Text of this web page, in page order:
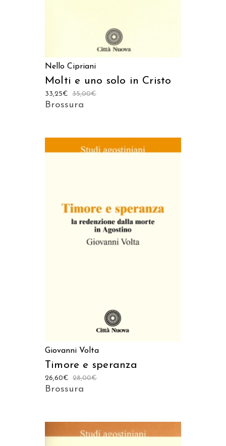
Nello Cipriani
Molti e uno solo in Cristo
35,00€
33,25€
Brossura
AGGIUNGI AL CARRELLO
Giovanni Volta
Timore e speranza
28,00€
26,60€
Brossura